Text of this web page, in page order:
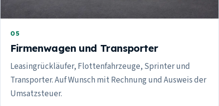
05
Firmenwagen und Transporter
Leasingrückläufer, Flottenfahrzeuge, Sprinter und
Transporter. Auf Wunsch mit Rechnung und Ausweis der
Umsatzsteuer.